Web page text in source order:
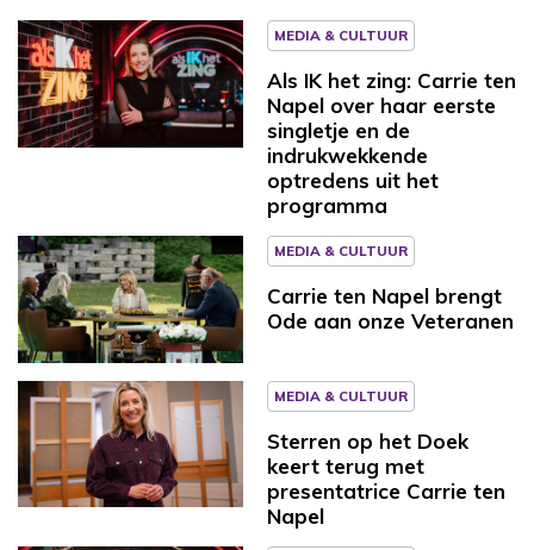
MEDIA & CULTUUR
Als IK het zing: Carrie ten
Napel over haar eerste
singletje en de
indrukwekkende
optredens uit het
programma
MEDIA & CULTUUR
Carrie ten Napel brengt
Ode aan onze Veteranen
MEDIA & CULTUUR
Sterren op het Doek
keert terug met
presentatrice Carrie ten
Napel